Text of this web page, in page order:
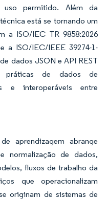
uso permitido. Além da
está se tornando um
a ISO/IEC TR 9858:2026
a ISO/IEC/IEEE 39274-1-
dados JSON e API REST
práticas de dados de
e interoperáveis entre
aprendizagem abrange
normalização de dados,
fluxos de trabalho da
que operacionalizam
originam de sistemas de